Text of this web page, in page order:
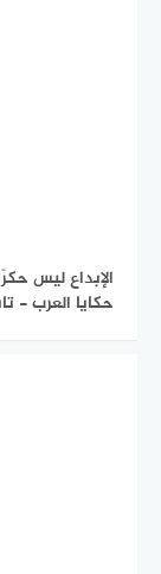
الإبداع ليس
حكايا العرب -